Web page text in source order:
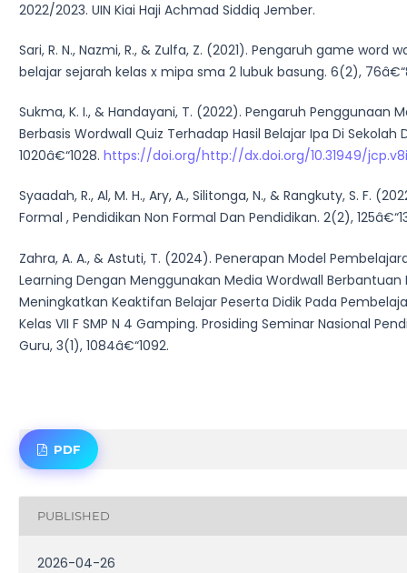
2022/2023. UIN Kiai Haji Achmad Siddiq Jember.
Sari, R. N., Nazmi, R., & Zulfa, Z. (2021). Pengaruh game word
belajar sejarah kelas x mipa sma 2 lubuk basung. 6(2),
Sukma, K. I., & Handayani, T. (2022). Pengaruh Penggunaan
Berbasis Wordwall Quiz Terhadap Hasil Belajar Ipa Di Sekolah
1020â€“1028. https://doi.org/http://dx.doi.org/10.31949/
Syaadah, R., Al, M. H., Ary, A., Silitonga, N., & Rangkuty, S. F.
Formal , Pendidikan Non Formal Dan Pendidikan. 2(2),
Zahra, A. A., & Astuti, T. (2024). Penerapan Model
Learning Dengan Menggunakan Media Wordwall Berbantuan
Meningkatkan Keaktifan Belajar Peserta Didik Pada
Kelas VII F SMP N 4 Gamping. Prosiding Seminar Nasional
Guru, 3(1), 1084â€“1092.
PDF
PUBLISHED
2026-04-26